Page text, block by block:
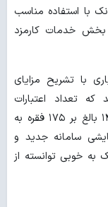
با استفاده مناسب
بخش خدمات کارمزد
با تشریح مزایای
تعداد اعتبارات
اسنادی ریالی صادره ۹ ماهه نخست سال ۱۴۰۴ بالغ بر ۱۷۵ فقره به
سامانه جدید و
به خوبی توانسته از